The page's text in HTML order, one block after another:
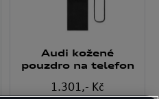
Audi kožené
pouzdro na telefon
1.301,- Kč